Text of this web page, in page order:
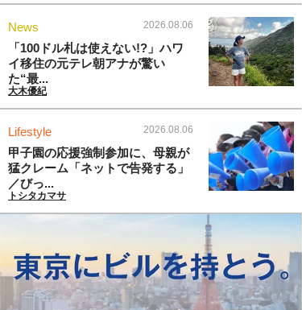
News 2026.08.06
「100ドル札は使えない!?」ハワ
イ移住の元テレ朝アナが驚い
た“最...
大木優紀
Lifestyle 2026.08.06
甲子園の応援強制参加に、母親が
猛クレーム「ネットで告発する」
／びっ...
トシタカマサ